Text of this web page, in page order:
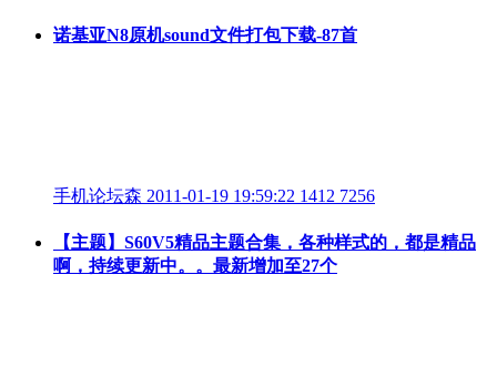
诺基亚N8原机sound文件打包下载-87首
手机论坛森 2011-01-19 19:59:22 1412 7256
【主题】S60V5精品主题合集，各种样式的，都是精品
啊，持续更新中。。最新增加至27个